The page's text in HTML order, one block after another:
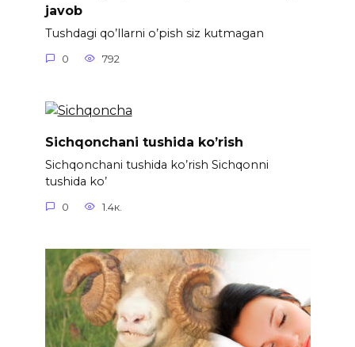
javob
Tushdagi qo’llarni o’pish siz kutmagan
0 792
Sichqonchani tushida ko’rish
Sichqonchani tushida ko’rish Sichqonni
tushida ko’
0 1.4к.